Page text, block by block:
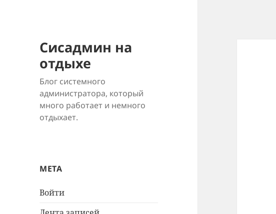
Сисадмин на
отдыхе
Блог системного
администратора, который
много работает и немного
отдыхает.
МЕТА
Войти